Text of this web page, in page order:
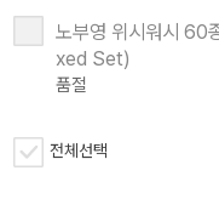
노부영 위시워시 60
xed Set)
품절
전체선택